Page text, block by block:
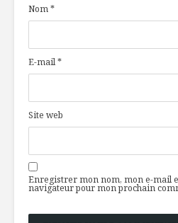
Nom*
E-mail*
Site web
Enregistrer mon nom, mon e-mail
navigateur pour mon prochain